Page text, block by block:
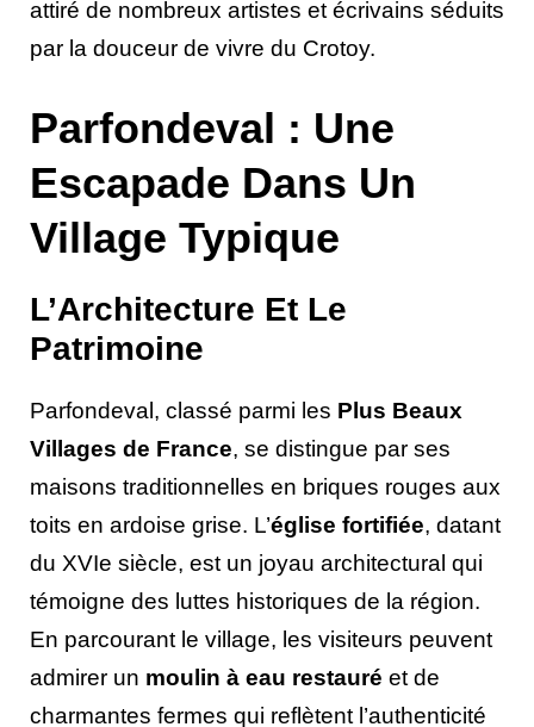
attiré de nombreux artistes et écrivains séduits
par la douceur de vivre du Crotoy.
Parfondeval : Une
Escapade Dans Un
Village Typique
L’Architecture Et Le
Patrimoine
Parfondeval, classé parmi les Plus Beaux
Villages de France, se distingue par ses
maisons traditionnelles en briques rouges aux
toits en ardoise grise. L’église fortifiée, datant
du XVIe siècle, est un joyau architectural qui
témoigne des luttes historiques de la région.
En parcourant le village, les visiteurs peuvent
admirer un moulin à eau restauré et de
charmantes fermes qui reflètent l’authenticité